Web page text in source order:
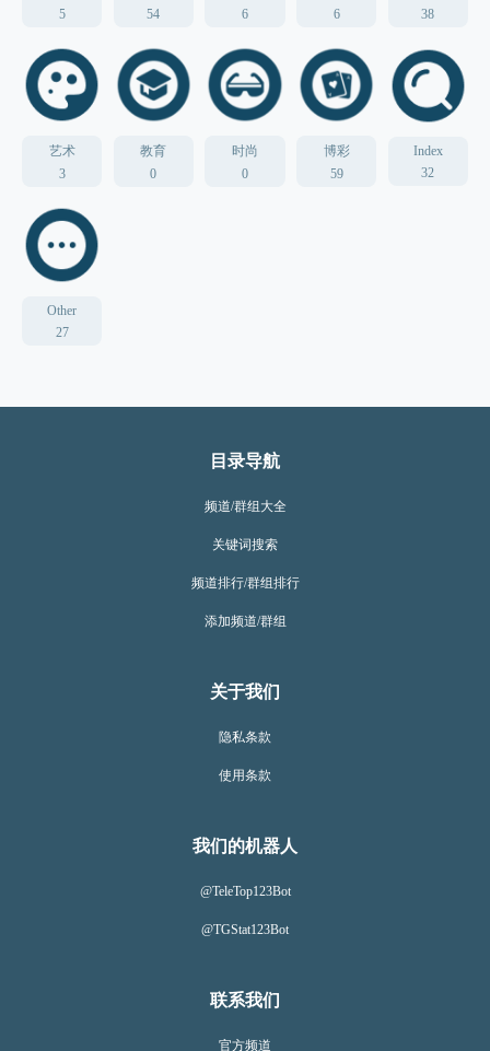
5
54
6
6
38
艺术
3
教育
0
时尚
0
博彩
59
Index
32
Other
27
目录导航
频道/群组大全
关键词搜索
频道排行/群组排行
添加频道/群组
关于我们
隐私条款
使用条款
我们的机器人
@TeleTop123Bot
@TGStat123Bot
联系我们
官方频道